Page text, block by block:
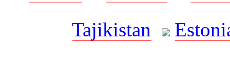
Tajikistan